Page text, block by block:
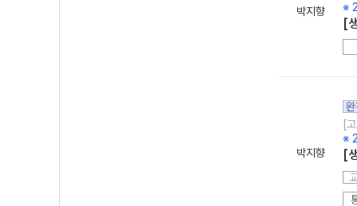
박지향
※
[
박지향
[
※
[